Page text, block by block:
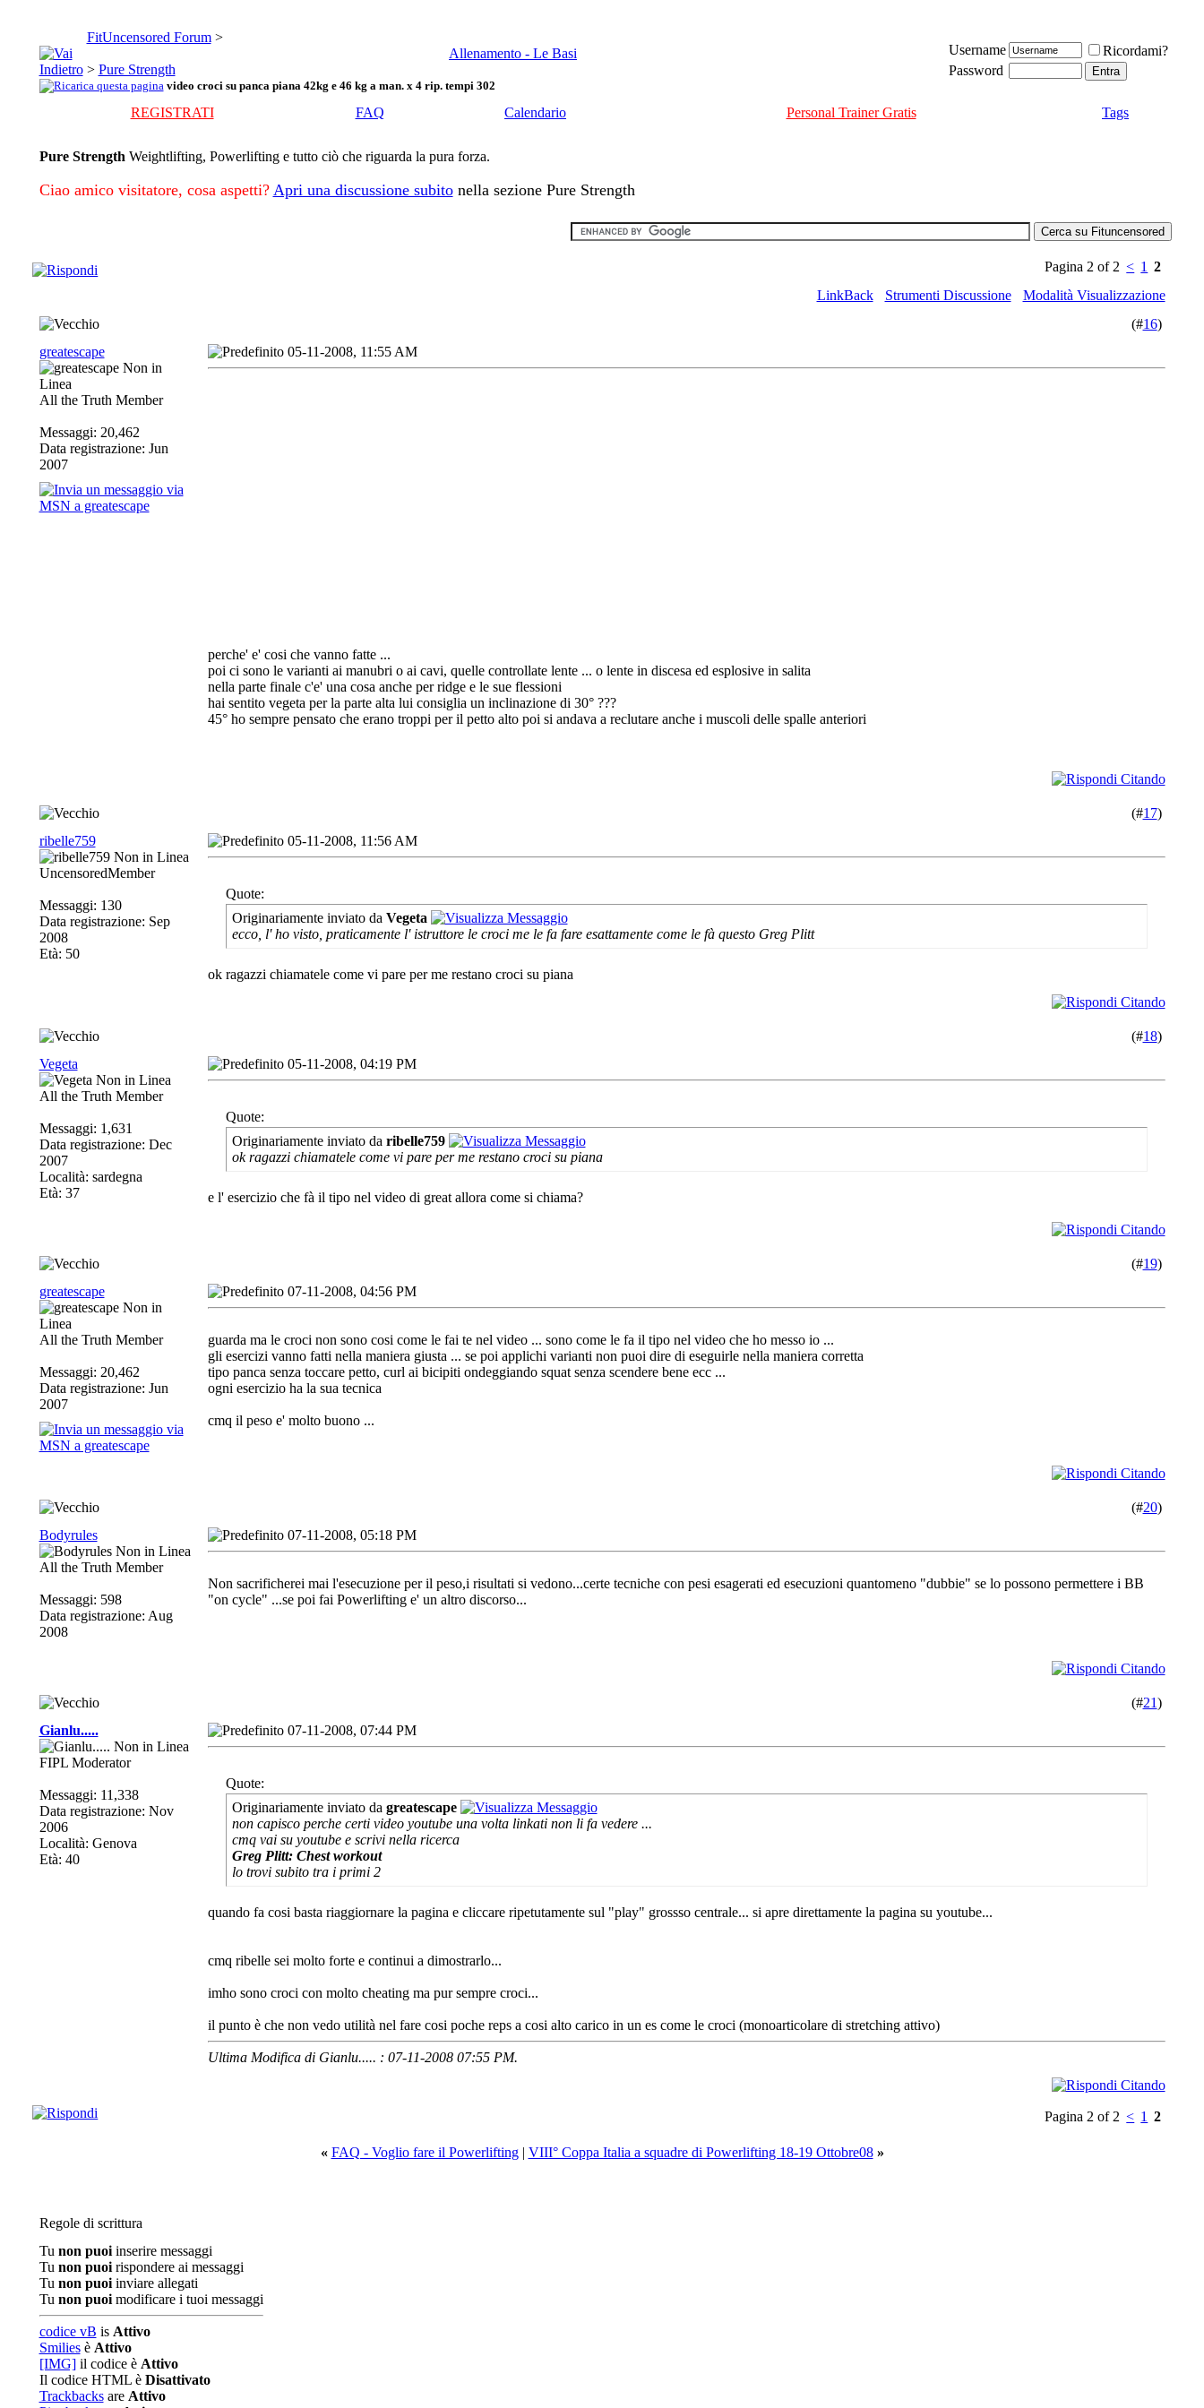
FitUncensored Forum >
Allenamento - Le Basi
> Pure Strength
video croci su panca piana 42kg e 46 kg a man. x 4 rip. tempi 302
Username
Ricordami?
Password
REGISTRATI FAQ Calendario Personal Trainer Gratis Tags
Pure Strength Weightlifting, Powerlifting e tutto ciò che riguarda la pura forza.
Ciao amico visitatore, cosa aspetti? Apri una discussione subitonella sezione Pure Strength
Pagina 2 of 2 < 1
2
LinkBack
Strumenti Discussione
Modalità Visualizzazione
(#16)
greatescape
All the Truth Member
Messaggi: 20,462
Data registrazione: Jun
2007
05-11-2008, 11:55 AM
perche' e' cosi che vanno fatte ...
poi ci sono le varianti ai manubri o ai cavi, quelle controllate lente ... o lente in discesa ed esplosive in salita
nella parte finale c'e' una cosa anche per ridge e le sue flessioni
hai sentito vegeta per la parte alta lui consiglia un inclinazione di 30° ???
45° ho sempre pensato che erano troppi per il petto alto poi si andava a reclutare anche i muscoli delle spalle anteriori
(#17)
ribelle759
UncensoredMember
Messaggi: 130
Data registrazione: Sep
2008
Età: 50
05-11-2008, 11:56 AM
Quote:
Originariamente inviato da Vegeta
ecco, l' ho visto, praticamente l' istruttore le croci me le fa fare esattamente come le fà questo Greg Plitt
ok ragazzi chiamatele come vi pare per me restano croci su piana
(#18)
Vegeta
All the Truth Member
Messaggi: 1,631
Data registrazione: Dec
2007
Località: sardegna
Età: 37
05-11-2008, 04:19 PM
Quote:
Originariamente inviato da ribelle759
ok ragazzi chiamatele come vi pare per me restano croci su piana
e l' esercizio che fà il tipo nel video di great allora come si chiama?
(#19)
greatescape
All the Truth Member
Messaggi: 20,462
Data registrazione: Jun
2007
07-11-2008, 04:56 PM
guarda ma le croci non sono cosi come le fai te nel video ... sono come le fa il tipo nel video che ho messo io ...
gli esercizi vanno fatti nella maniera giusta ... se poi applichi varianti non puoi dire di eseguirle nella maniera corretta
tipo panca senza toccare petto, curl ai bicipiti ondeggiando squat senza scendere bene ecc ...
ogni esercizio ha la sua tecnica
cmq il peso e' molto buono ...
(#20)
Bodyrules
All the Truth Member
Messaggi: 598
Data registrazione: Aug
2008
07-11-2008, 05:18 PM
Non sacrificherei mai l'esecuzione per il peso,i risultati si vedono...certe tecniche con pesi esagerati ed esecuzioni quantomeno "dubbie" se lo possono permettere i BB
"on cycle" ...se poi fai Powerlifting e' un altro discorso...
(#21)
Gianlu.....
FIPL Moderator
Messaggi: 11,338
Data registrazione: Nov
2006
Località: Genova
Età: 40
07-11-2008, 07:44 PM
Quote:
Originariamente inviato da greatescape
non capisco perche certi video youtube una volta linkati non li fa vedere ...
cmq vai su youtube e scrivi nella ricerca
Greg Plitt: Chest workout
lo trovi subito tra i primi 2
quando fa cosi basta riaggiornare la pagina e cliccare ripetutamente sul "play" grossso centrale... si apre direttamente la pagina su youtube...
cmq ribelle sei molto forte e continui a dimostrarlo...
imho sono croci con molto cheating ma pur sempre croci...
il punto è che non vedo utilità nel fare cosi poche reps a cosi alto carico in un es come le croci (monoarticolare di stretching attivo)
Ultima Modifica di Gianlu..... : 07-11-2008 07:55 PM.
Pagina 2 of 2 < 1 2
« FAQ - Voglio fare il Powerlifting| VIII° Coppa Italia a squadre di Powerlifting 18-19 Ottobre08 »
Regole di scrittura
Tu non puoiinserire messaggi
Tu non puoirispondere ai messaggi
Tu non puoiinviare allegati
Tu non puoimodificare i tuoi messaggi
codice vB is Attivo
Smiliesè Attivo
[IMG]il codice è Attivo
Il codice HTML è Disattivato
Trackbacksare Attivo